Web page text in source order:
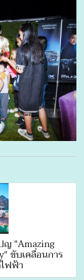
ญ "Amazing
ขับเคลื่อนการ
ฟฟ้า